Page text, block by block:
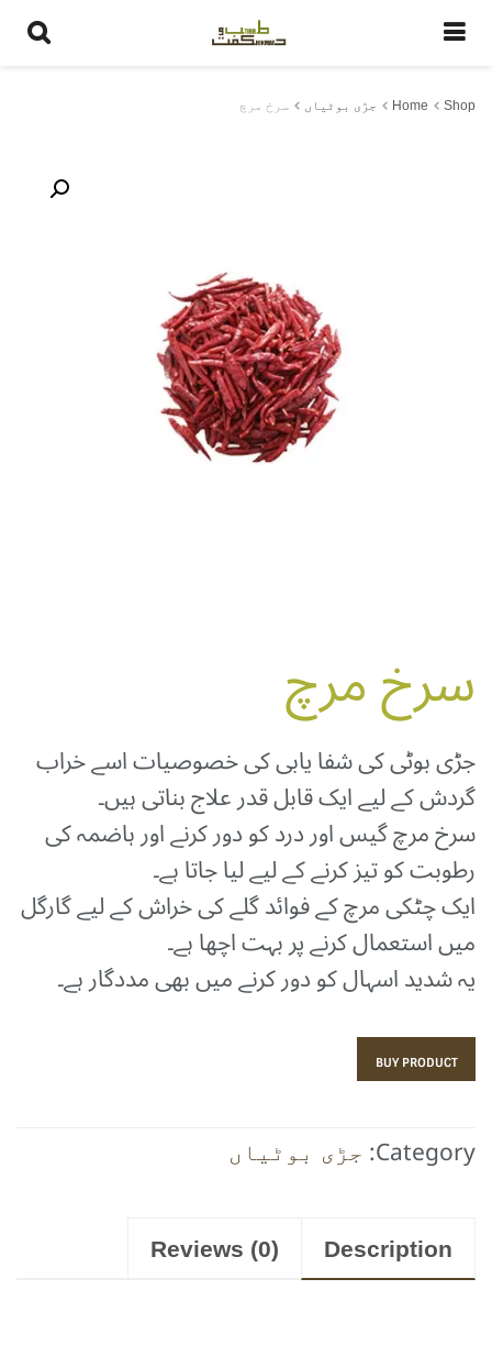
Home Shop جڑی بوٹیاں سرخ مرچ
سرخ مرچ
جڑی بوٹی کی شفا یابی کی خصوصیات اسے خراب
گردش کے لیے ایک قابل قدر علاج بناتی ہیں۔
سرخ مرچ گیس اور درد کو دور کرنے اور ہاضمہ کی
رطوبت کو تیز کرنے کے لیے لیا جاتا ہے۔
ایک چٹکی مرچ کے فوائد گلے کی خراش کے لیے گارگل
میں استعمال کرنے پر بہت اچھا ہے۔
یہ شدید اسہال کو دور کرنے میں بھی مددگار ہے۔
BUY PRODUCT
Category: جڑی بوٹیاں
Description
Reviews (0)